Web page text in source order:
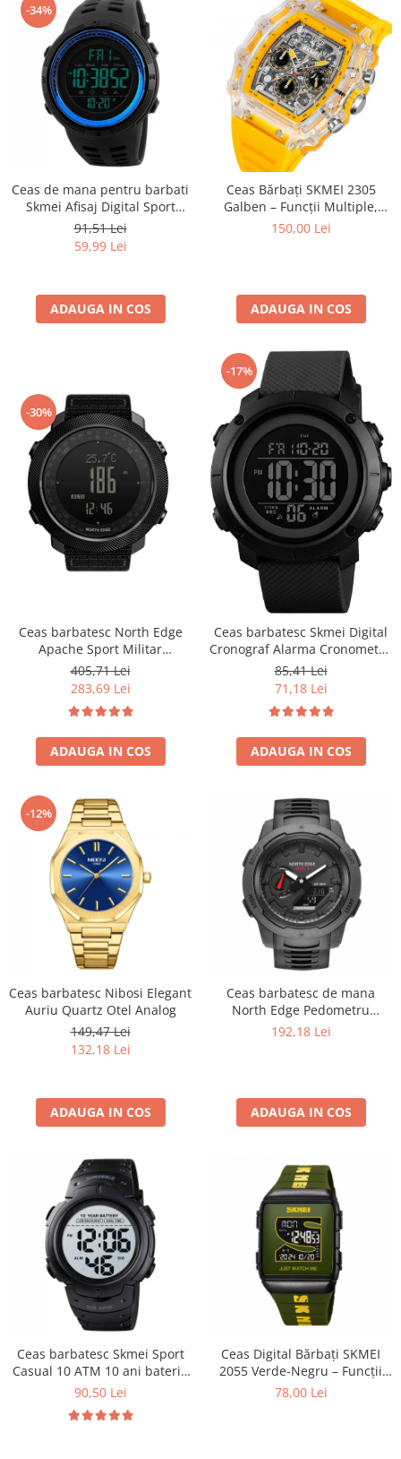
-34%
Ceas de mana pentru barbati
Skmei Afisaj Digital Sport
Rezistent la socuri si apa
91,51 Lei
59,99 Lei
ADAUGA IN COS
Ceas Bărbați SKMEI 2305
Galben – Funcții Multiple,
Design Fashion, Cronometru,
150,00 Lei
ADAUGA IN COS
-30%
Ceas barbatesc North Edge
Apache Sport Militar
Altimetru Busola Temperatura
Barometru Alarma Negru
405,71 Lei
283,69 Lei
ADAUGA IN COS
-17%
Ceas barbatesc Skmei Digital
Cronograf Alarma Cronometru
5 ATM
85,41 Lei
71,18 Lei
ADAUGA IN COS
-12%
Ceas barbatesc Nibosi Elegant
Auriu Quartz Otel Analog
149,47 Lei
132,18 Lei
ADAUGA IN COS
Ceas barbatesc de mana
North Edge Pedometru
Lumina de fundal DST Negru
192,18 Lei
ADAUGA IN COS
Ceas barbatesc Skmei Sport
Casual 10 ATM 10 ani baterie
Negru
90,50 Lei
Ceas Digital Bărbați SKMEI
2055 Verde-Negru – Funcții
Multiple, Afișaj LED, Design
78,00 Lei